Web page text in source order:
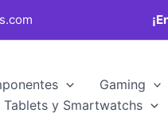
Gaming
Tablets y Smartwatchs